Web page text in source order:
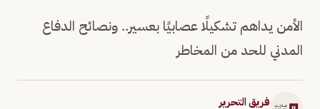
الأمن يداهم تشكيلًا عصابيًا بعسير.. ونصائح الدفاع
المدني للحد من المخاطر
فريق التحرير